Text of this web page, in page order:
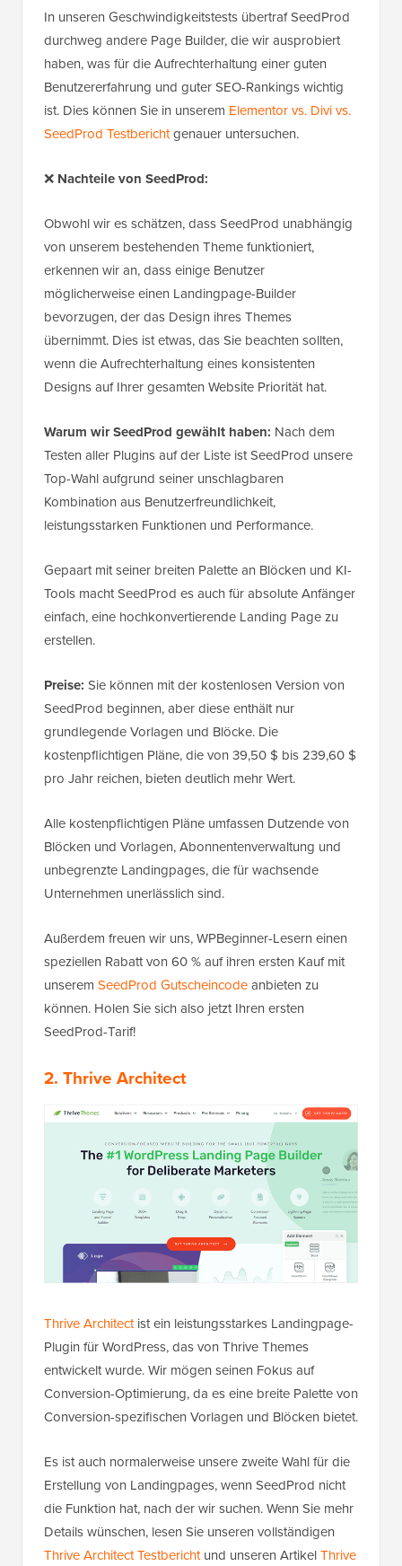
In unseren Geschwindigkeitstests übertraf SeedProd
durchweg andere Page Builder, die wir ausprobiert
haben, was für die Aufrechterhaltung einer guten
Benutzererfahrung und guter SEO-Rankings wichtig
ist. Dies können Sie in unserem Elementor vs. Divi vs.
SeedProd Testberichtgenauer untersuchen.
❌ Nachteile von SeedProd:
Obwohl wir es schätzen, dass SeedProd unabhängig
von unserem bestehenden Theme funktioniert,
erkennen wir an, dass einige Benutzer
möglicherweise einen Landingpage-Builder
bevorzugen, der das Design ihres Themes
übernimmt. Dies ist etwas, das Sie beachten sollten,
wenn die Aufrechterhaltung eines konsistenten
Designs auf Ihrer gesamten Website Priorität hat.
Warum wir SeedProd gewählt haben: Nach dem
Testen aller Plugins auf der Liste ist SeedProd unsere
Top-Wahl aufgrund seiner unschlagbaren
Kombination aus Benutzerfreundlichkeit,
leistungsstarken Funktionen und Performance.
Gepaart mit seiner breiten Palette an Blöcken und KI-
Tools macht SeedProd es auch für absolute Anfänger
einfach, eine hochkonvertierende Landing Page zu
erstellen.
Preise: Sie können mit der kostenlosen Version von
SeedProd beginnen, aber diese enthält nur
grundlegende Vorlagen und Blöcke. Die
kostenpflichtigen Pläne, die von 39,50 $ bis 239,60 $
pro Jahr reichen, bieten deutlich mehr Wert.
Alle kostenpflichtigen Pläne umfassen Dutzende von
Blöcken und Vorlagen, Abonnentenverwaltung und
unbegrenzte Landingpages, die für wachsende
Unternehmen unerlässlich sind.
Außerdem freuen wir uns, WPBeginner-Lesern einen
speziellen Rabatt von 60 % auf ihren ersten Kauf mit
unserem SeedProd Gutscheincodeanbieten zu
können. Holen Sie sich also jetzt Ihren ersten
SeedProd-Tarif!
2. Thrive Architect
Thrive Architectist ein leistungsstarkes Landingpage-
Plugin für WordPress, das von Thrive Themes
entwickelt wurde. Wir mögen seinen Fokus auf
Conversion-Optimierung, da es eine breite Palette von
Conversion-spezifischen Vorlagen und Blöcken bietet.
Es ist auch normalerweise unsere zweite Wahl für die
Erstellung von Landingpages, wenn SeedProd nicht
die Funktion hat, nach der wir suchen. Wenn Sie mehr
Details wünschen, lesen Sie unseren vollständigen
Thrive Architect Testberichtund unseren ArtikelThrive